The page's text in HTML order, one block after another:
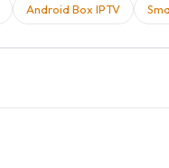
Android Box IPTV